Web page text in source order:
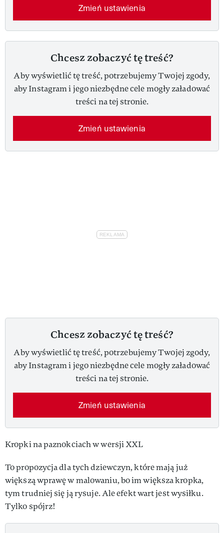
Zmień ustawienia
Chcesz zobaczyć tę treść?
Aby wyświetlić tę treść, potrzebujemy Twojej zgody,
aby Instagram i jego niezbędne cele mogły załadować
treści na tej stronie.
Zmień ustawienia
Chcesz zobaczyć tę treść?
Aby wyświetlić tę treść, potrzebujemy Twojej zgody,
aby Instagram i jego niezbędne cele mogły załadować
treści na tej stronie.
Zmień ustawienia
Kropki na paznokciach w wersji XXL
To propozycja dla tych dziewczyn, które mają już
większą wprawę w malowaniu, bo im większa kropka,
tym trudniej się ją rysuje. Ale efekt wart jest wysiłku.
Tylko spójrz!